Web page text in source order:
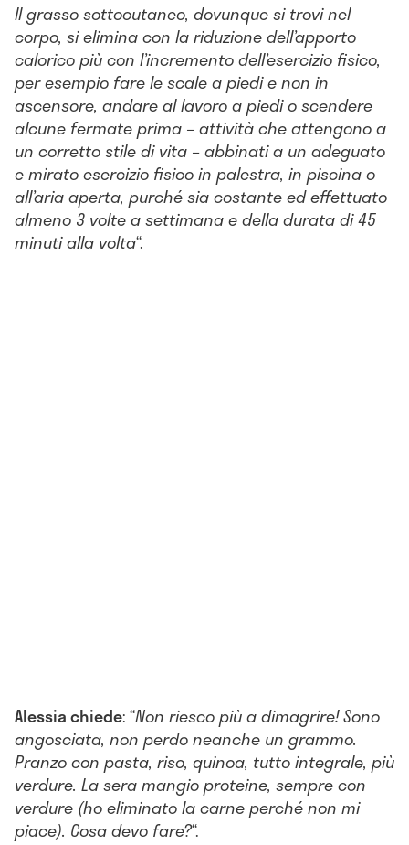
Il grasso sottocutaneo, dovunque si trovi nel
corpo, si elimina con la riduzione dell’apporto
calorico più con l’incremento dell’esercizio fisico,
per esempio fare le scale a piedi e non in
ascensore, andare al lavoro a piedi o scendere
alcune fermate prima – attività che attengono a
un corretto stile di vita – abbinati a un adeguato
e mirato esercizio fisico in palestra, in piscina o
all’aria aperta, purché sia costante ed effettuato
almeno 3 volte a settimana e della durata di 45
minuti alla volta“.
Alessia chiede: “Non riesco più a dimagrire! Sono
angosciata, non perdo neanche un grammo.
Pranzo con pasta, riso, quinoa, tutto integrale, più
verdure. La sera mangio proteine, sempre con
verdure (ho eliminato la carne perché non mi
piace). Cosa devo fare?“.